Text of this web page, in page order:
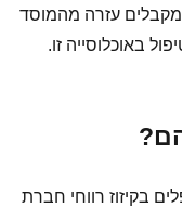
מקבלים עזרה מהמוסד
באוכלוסייה זו.
בקיזוז רווחי חברת